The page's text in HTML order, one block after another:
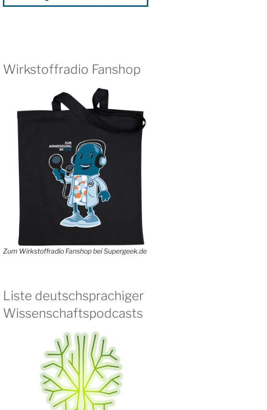
Wirkstoffradio Fanshop
Zum Wirkstoffradio Fanshop bei Supergeek.de
Liste deutschsprachiger
Wissenschaftspodcasts